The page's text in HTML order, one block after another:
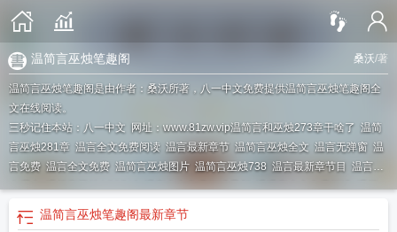
桑沃/著
温简言巫烛笔趣阁
温简言巫烛笔趣阁是由作者：桑沃所著，八一中文免费提供温简言巫烛笔趣阁全
文在线阅读。
三秒记住本站：八一中文 网址：www.81zw.vip温简言和巫烛273章干啥了 温简
言巫烛281章 温言全文免费阅读 温言最新章节 温简言巫烛全文 温言无弹窗 温
言免费 温言全文免费 温简言巫烛图片 温简言巫烛738 温言最新章节目 温言出
言x巫烛h18温简言巫烛by夭桑 温言简介
版 温言 笔趣阁
温简言巫烛笔趣阁最新章节